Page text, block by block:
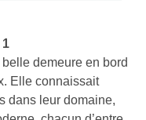
1
demeure en bord
Elle connaissait
dans leur domaine,